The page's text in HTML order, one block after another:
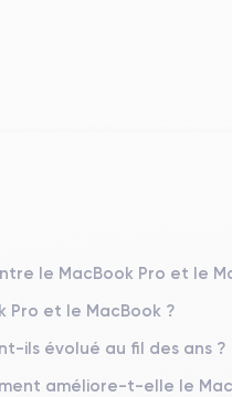
le MacBook Pro et le
et le MacBook ?
ils évolué au fil des ans ?
améliore-t-elle le